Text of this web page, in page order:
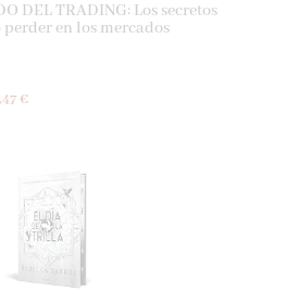
DEL TRADING: Los secretos
en los mercados
€